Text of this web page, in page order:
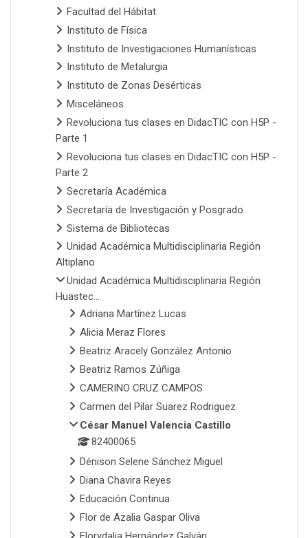
Facultad del Hábitat
Instituto de Física
Instituto de Investigaciones Humanísticas
Instituto de Metalurgia
Instituto de Zonas Desérticas
Misceláneos
Revoluciona tus clases en DidacTIC con H5P -
Parte 1
Revoluciona tus clases en DidacTIC con H5P -
Parte 2
Secretaría Académica
Secretaría de Investigación y Posgrado
Sistema de Bibliotecas
Unidad Académica Multidisciplinaria Región
Altiplano
Unidad Académica Multidisciplinaria Región
Huastec...
Adriana Martínez Lucas
Alicia Meraz Flores
Beatriz Aracely González Antonio
Beatriz Ramos Zúñiga
CAMERINO CRUZ CAMPOS
Carmen del Pilar Suarez Rodriguez
César Manuel Valencia Castillo
82400065
Dénison Selene Sánchez Miguel
Diana Chavira Reyes
Educación Continua
Flor de Azalia Gaspar Oliva